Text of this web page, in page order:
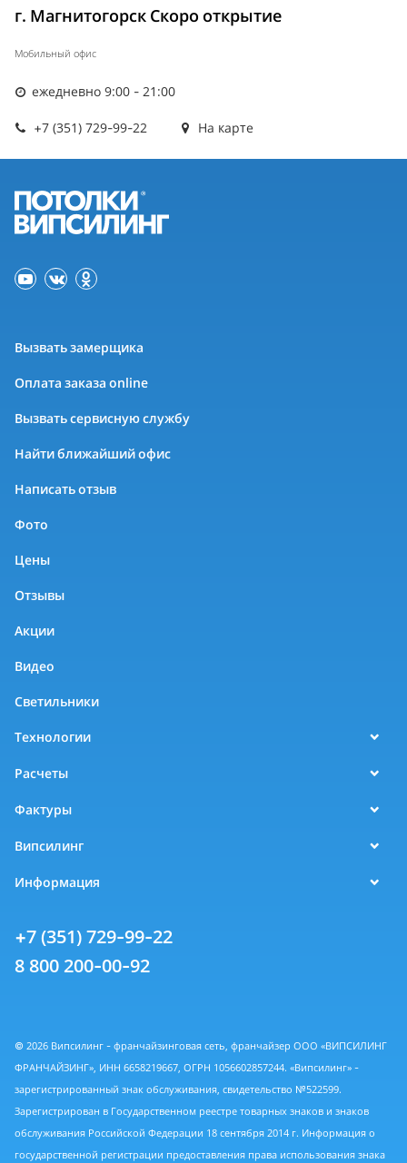
г. Магнитогорск Скоро открытие
Мобильный офис
ежедневно 9:00 - 21:00
+7 (351) 729-99-22 На карте
Вызвать замерщика
Оплата заказа online
Вызвать сервисную службу
Найти ближайший офис
Написать отзыв
Фото
Цены
Отзывы
Акции
Видео
Светильники
Технологии
Расчеты
Фактуры
Випсилинг
Информация
+7 (351) 729-99-22
8 800 200-00-92
© 2026 Випсилинг - франчайзинговая сеть, франчайзер ООО «ВИПСИЛИНГ
ФРАНЧАЙЗИНГ», ИНН 6658219667, ОГРН 1056602857244. «Випсилинг» -
зарегистрированный знак обслуживания, свидетельство №522599.
Зарегистрирован в Государственном реестре товарных знаков и знаков
обслуживания Российской Федерации 18 сентября 2014 г. Информация о
государственной регистрации предоставления права использования знака